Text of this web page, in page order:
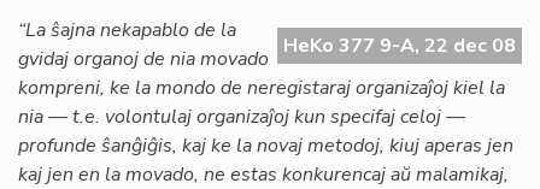
al
HeKo 377 9-A, 22 dec 08
“La ŝajna nekapablo de la
gvidaj organoj de nia movado
kompreni, ke la mondo de neregistaraj organizaĵoj kiel la
nia — t.e. volontulaj organizaĵoj kun specifaj celoj —
profunde ŝanĝiĝis, kaj ke la novaj metodoj, kiuj aperas jen
kaj jen en la movado, ne estas konkurencaj aŭ malamikaj,